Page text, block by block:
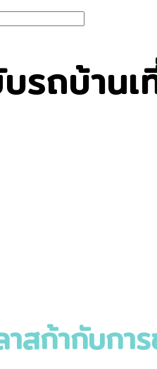
รถบ้าน
สก้ากับกา